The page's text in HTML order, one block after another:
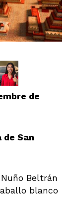
de
de San
Beltrán
blanco